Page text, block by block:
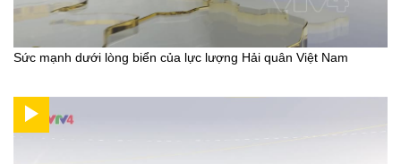
Sức mạnh dưới lòng biển của lực lượng Hải quân Việt Nam